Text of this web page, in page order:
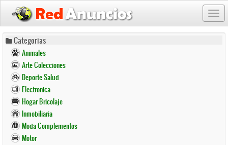
Pasar
contenido
principal
Categorias
Animales
Arte Colecciones
Deporte Salud
Electronica
Hogar Bricolaje
Inmobiliaria
Moda Complementos
Motor